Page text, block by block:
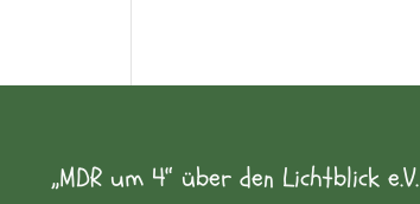
„MDR um 4“ über den Lichtblick e.V.